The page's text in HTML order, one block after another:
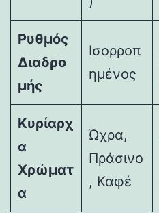
Ρυθμός
Διαδρο
μής
Ισορροπ
ημένος
Κυρίαρχ
α
Χρώματ
α
Ώχρα,
Πράσινο
, Καφέ